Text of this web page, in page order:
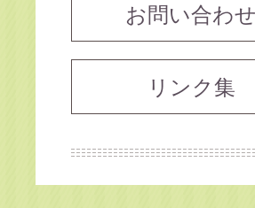
お問い合わせ
リンク集